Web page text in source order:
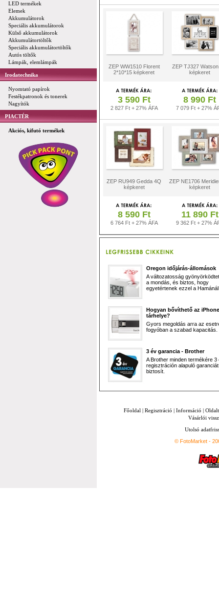
LED termékek
Elemek
Akkumulátorok
Speciális akkumulátorok
Külső akkumulátorok
Akkumulátortöltők
Speciális akkumulátortöltők
Autós töltők
Lámpák, elemlámpák
Irodatechnika
Nyomtató papírok
Festékpatronok és tonerek
Nagyítók
PIACTÉR
Akciós, kifutó termékek
ZEP WW1510 Florent
2*10*15 képkeret
ZEP TJ327
képkeret
3 590 Ft
2 827 Ft + 27% ÁFA
8 990 Ft
7 079 Ft + 27%
ZEP RU949 Gedda 4Q
képkeret
ZEP NE1706
képkeret
8 590 Ft
6 764 Ft + 27% ÁFA
11 890 Ft
9 362 Ft + 27%
Oregon időjárás-állomások
A változatosság
a mondás, és biztos, hogy
egyetértenek ezzel a
Hogyan bővíthető az iPhone
tárhelye?
Gyors megoldás arra az
fogyóban a szabad kapacitás.
3 év garancia - Brother
A Brother minden termékére 3
regisztráción alapuló garanciát
biztosít.
Főoldal | Regisztráció | Információ |
Vásárlói
Utolsó
© FotoMarket -